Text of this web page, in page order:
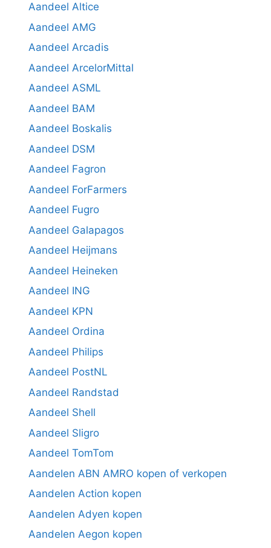
Aandeel Altice
Aandeel AMG
Aandeel Arcadis
Aandeel ArcelorMittal
Aandeel ASML
Aandeel BAM
Aandeel Boskalis
Aandeel DSM
Aandeel Fagron
Aandeel ForFarmers
Aandeel Fugro
Aandeel Galapagos
Aandeel Heijmans
Aandeel Heineken
Aandeel ING
Aandeel KPN
Aandeel Ordina
Aandeel Philips
Aandeel PostNL
Aandeel Randstad
Aandeel Shell
Aandeel Sligro
Aandeel TomTom
Aandelen ABN AMRO kopen of verkopen
Aandelen Action kopen
Aandelen Adyen kopen
Aandelen Aegon kopen